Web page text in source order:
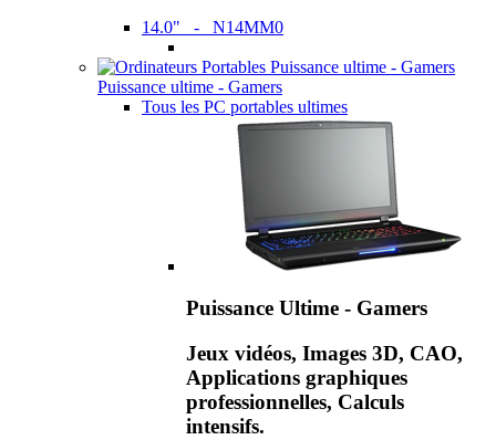
14.0" - N14MM0
Puissance ultime - Gamers
Tous les PC portables ultimes
Puissance Ultime - Gamers
Jeux vidéos, Images 3D, CAO,
Applications graphiques
professionnelles, Calculs
intensifs.